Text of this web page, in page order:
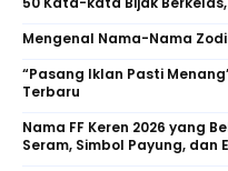
Mengenal Nama-Nama
“Pasang Iklan Pasti
Terbaru
Nama FF Keren 2026 yang
Seram, Simbol Payung, dan